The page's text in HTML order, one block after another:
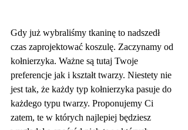
Gdy już wybraliśmy tkaninę to nadszedł
czas zaprojektować koszulę. Zaczynamy od
kołnierzyka. Ważne są tutaj Twoje
preferencje jak i kształt twarzy. Niestety nie
jest tak, że każdy typ kołnierzyka pasuje do
każdego typu twarzy. Proponujemy Ci
zatem, te w których najlepiej będziesz